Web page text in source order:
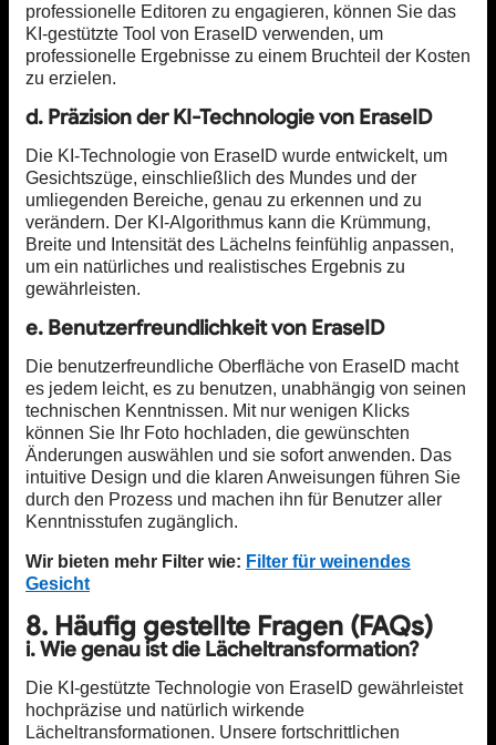
professionelle Editoren zu engagieren, können Sie das
KI-gestützte Tool von EraseID verwenden, um
professionelle Ergebnisse zu einem Bruchteil der Kosten
zu erzielen.
d. Präzision der KI-Technologie von EraseID
Die KI-Technologie von EraseID wurde entwickelt, um
Gesichtszüge, einschließlich des Mundes und der
umliegenden Bereiche, genau zu erkennen und zu
verändern. Der KI-Algorithmus kann die Krümmung,
Breite und Intensität des Lächelns feinfühlig anpassen,
um ein natürliches und realistisches Ergebnis zu
gewährleisten.
e. Benutzerfreundlichkeit von EraseID
Die benutzerfreundliche Oberfläche von EraseID macht
es jedem leicht, es zu benutzen, unabhängig von seinen
technischen Kenntnissen. Mit nur wenigen Klicks
können Sie Ihr Foto hochladen, die gewünschten
Änderungen auswählen und sie sofort anwenden. Das
intuitive Design und die klaren Anweisungen führen Sie
durch den Prozess und machen ihn für Benutzer aller
Kenntnisstufen zugänglich.
Wir bieten mehr Filter wie: Filter für weinendes
Gesicht
8. Häufig gestellte Fragen (FAQs)
i. Wie genau ist die Lächeltransformation?
Die KI-gestützte Technologie von EraseID gewährleistet
hochpräzise und natürlich wirkende
Lächeltransformationen. Unsere fortschrittlichen